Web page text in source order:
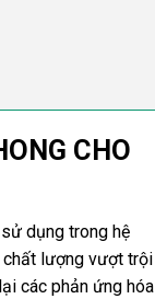
CHO
dụng trong hệ
chất lượng vượt trội
các phản ứng hóa